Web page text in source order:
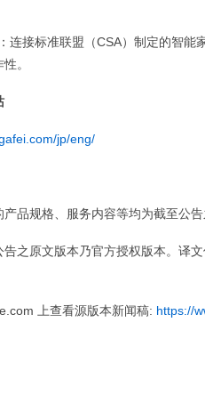
连接标准联盟（CSA）制定的智能
。
jp/eng/
品规格、服务内容等均为截至公
告之原文版本乃官方授权版本。译
上查看源版本新闻稿: https://